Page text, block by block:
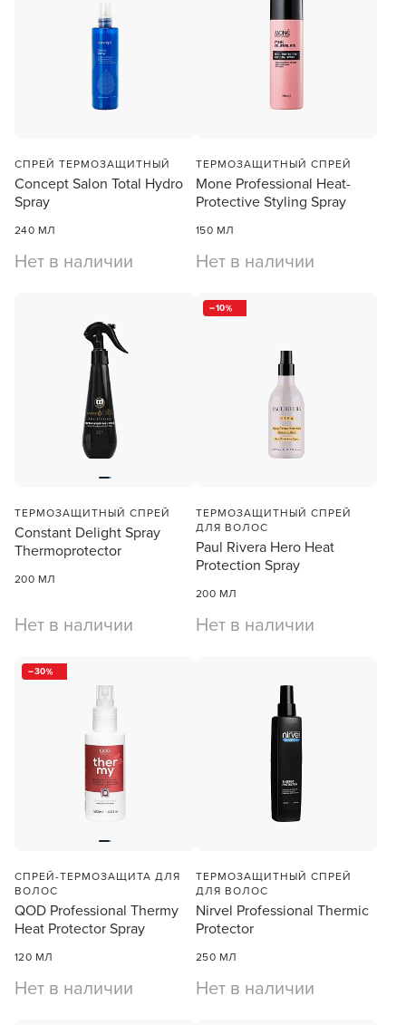
СПРЕЙ ТЕРМОЗАЩИТНЫЙ
Concept Salon Total Hydro
Spray
240 МЛ
Нет в наличии
ТЕРМОЗАЩИТНЫЙ СПРЕЙ
Mone Professional Heat-
Protective Styling Spray
150 МЛ
Нет в наличии
ТЕРМОЗАЩИТНЫЙ CПРЕЙ
Constant Delight Spray
Thermoprotector
200 МЛ
Нет в наличии
10
ТЕРМОЗАЩИТНЫЙ СПРЕЙ
ДЛЯ ВОЛОС
Paul Rivera Hero Heat
Protection Spray
200 МЛ
Нет в наличии
30
СПРЕЙ-ТЕРМОЗАЩИТА ДЛЯ
ВОЛОС
QOD Professional Thermy
Heat Protector Spray
120 МЛ
Нет в наличии
ТЕРМОЗАЩИТНЫЙ СПРЕЙ
ДЛЯ ВОЛОС
Nirvel Professional Thermic
Protector
250 МЛ
Нет в наличии